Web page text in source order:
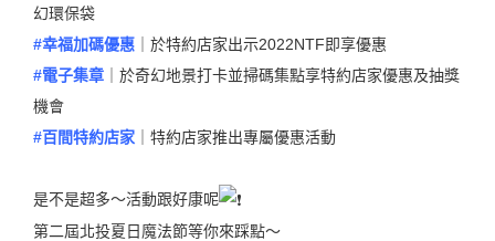
幻環保袋
#幸福加碼優惠 ｜於特約店家出示2022NTF即享優惠
#電子集章 ｜於奇幻地景打卡並掃碼集點享特約店家優惠及抽獎
機會
#百間特約店家 ｜特約店家推出專屬優惠活動
是不是超多～活動跟好康呢
第二屆北投夏日魔法節等你來踩點～